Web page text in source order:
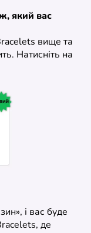
який вас
вище та
Натисніть на
і вас буде
де